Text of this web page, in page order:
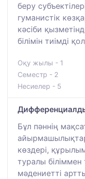
беру
гуманистік
кәсіби
білімін тиімді
Оқу жылы - 1
Семестр - 2
Несиелер - 5
Бұл пәннің
көздері,
туралы
мәдениетті